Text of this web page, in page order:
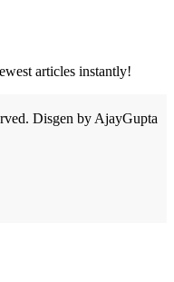
articles instantly!
Disgen by AjayGupta